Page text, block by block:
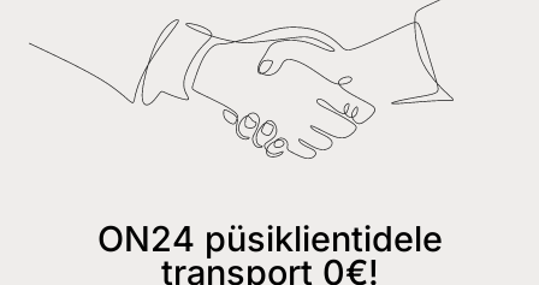
ON24 püsiklientidele
transport 0€!